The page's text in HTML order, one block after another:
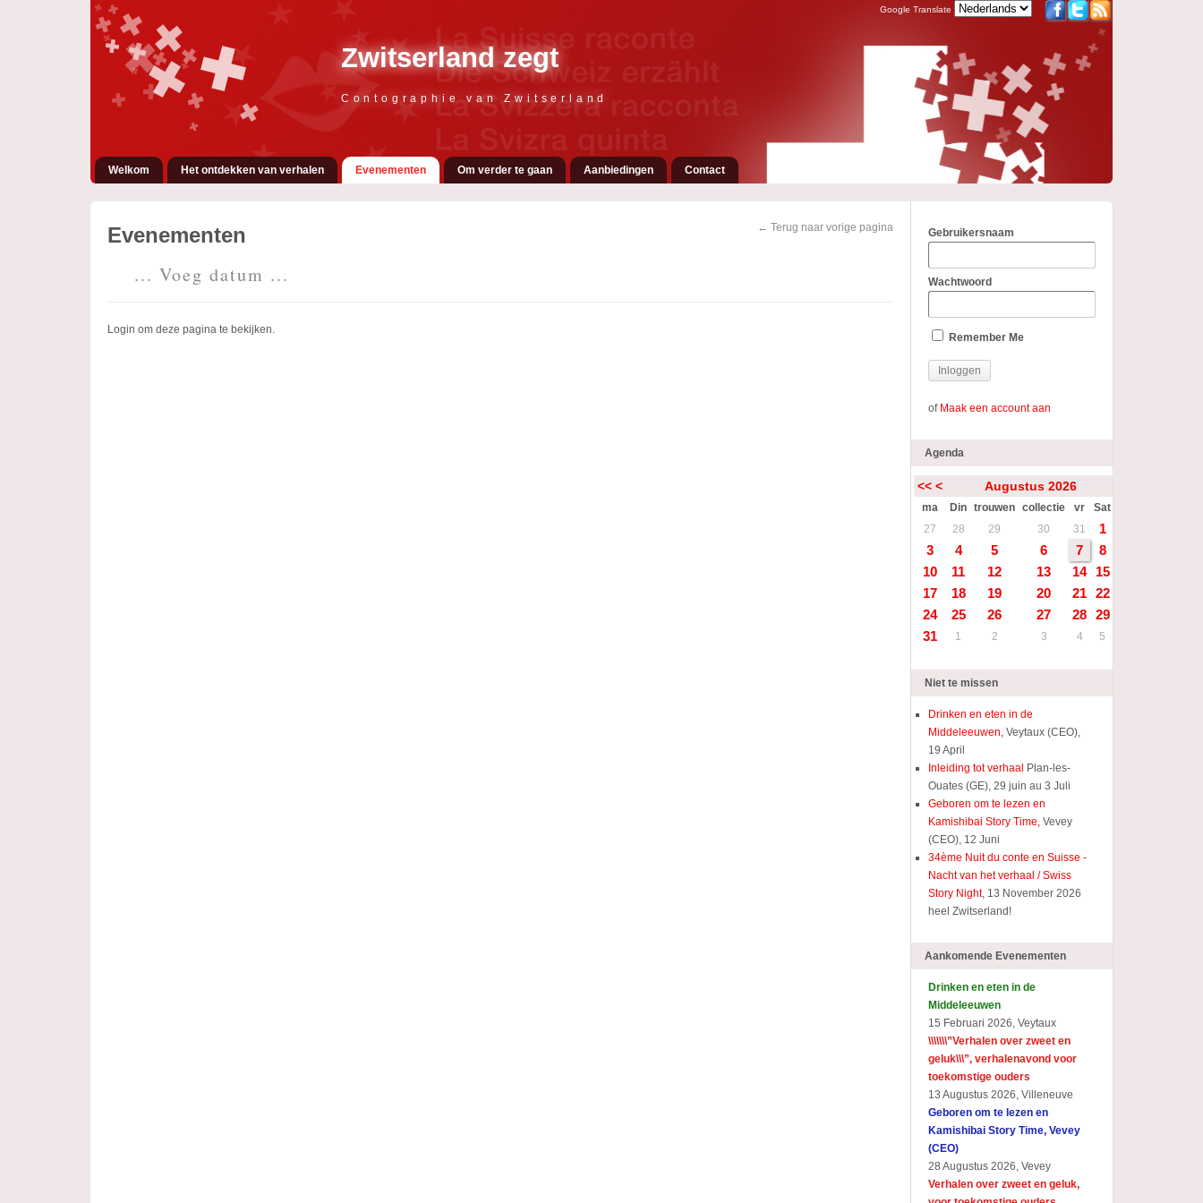
Zwitserland zegt
Contographie van Zwitserland
Google Translate
Welkom Het ontdekken van verhalen Evenementen Om verder te gaan Aanbiedingen Contact
← Terug naar vorige pagina
Evenementen
... Voeg datum ...
Login om deze pagina te bekijken.
Gebruikersnaam
Wachtwoord
Remember Me
of Maak een account aan
Agenda
<< < Augustus 2026
ma Din trouwen collectie vr Sat
27
28 29 30 31 1
3
4 5 6 7 8
10
11 12 13 14 15
17
18 19 20 21 22
24
25 26 27 28 29
31
1 2 3 4 5
Niet te missen
Drinken en eten in de
Middeleeuwen, Veytaux (CEO),
19 April
Inleiding tot verhaal Plan-les-
Ouates (GE), 29 juin au 3 Juli
Geboren om te lezen en
Kamishibai Story Time, Vevey
(CEO), 12 Juni
34ème Nuit du conte en Suisse -
Nacht van het verhaal / Swiss
Story Night, 13 November 2026
heel Zwitserland!
Aankomende Evenementen
Drinken en eten in de
Middeleeuwen
15 Februari 2026, Veytaux
\\\\\\\”Verhalen over zweet en
geluk\\\”, verhalenavond voor
toekomstige ouders
13 Augustus 2026, Villeneuve
Geboren om te lezen en
Kamishibai Story Time, Vevey
(CEO)
28 Augustus 2026, Vevey
Verhalen over zweet en geluk,